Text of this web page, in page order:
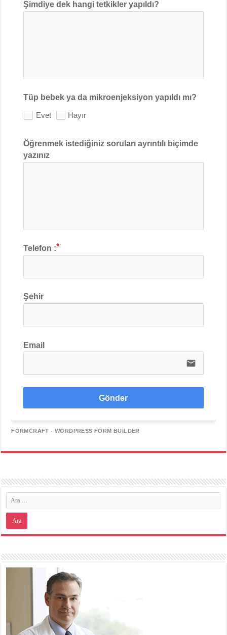
Şimdiye dek hangi tetkikler yapıldı?
Tüp bebek ya da mikroenjeksiyon yapıldı mı?
Evet Hayır
Öğrenmek istediğiniz soruları ayrıntılı biçimde
yazınız
Telefon :
Şehir
Email
email
Gönder
FORMCRAFT - WORDPRESS FORM BUILDER